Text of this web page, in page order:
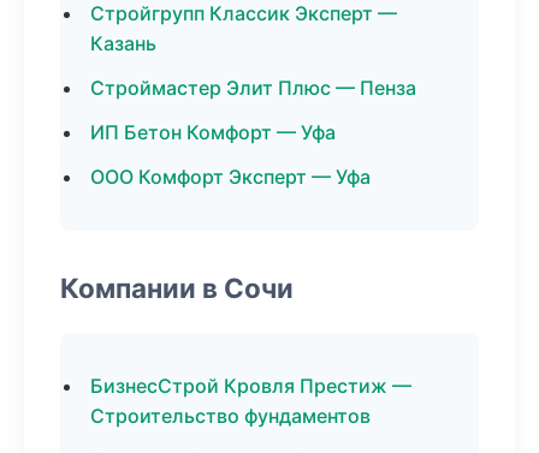
Стройгрупп Классик Эксперт —
Казань
Строймастер Элит Плюс — Пенза
ИП Бетон Комфорт — Уфа
ООО Комфорт Эксперт — Уфа
Компании в Сочи
БизнесСтрой Кровля Престиж —
Строительство фундаментов